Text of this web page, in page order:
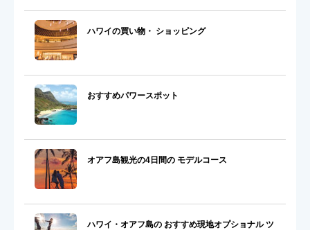
ハワイの買い物・ ショッピング
おすすめパワースポット
オアフ島観光の4日間の モデルコース
ハワイ・オアフ島の おすすめ現地オプショナル ツ